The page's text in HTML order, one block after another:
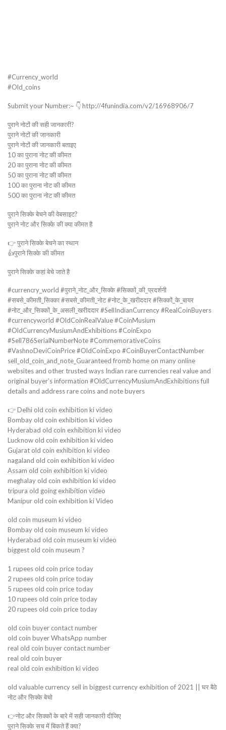
#Currency_world
#Old_coins
Submit your Number:~ 👇 http://4funindia.com/v2/16968906/7
पुराने नोटों की सही जानकारी?
पुराने नोटों की जानकारी
पुराने नोटों की जानकारी बताइए
10 का पुराना नोट की कीमत
20 का पुराना नोट की कीमत
50 का पुराना नोट की कीमत
100 का पुराना नोट की कीमत
500 का पुराना नोट की कीमत
पुराने सिक्के बेचने की वेबसाइट?
पुराने नोट और सिक्के की क्या कीमत है
👉 पुराने सिक्के बेचने का स्थान
👍पुराने सिक्के की कीमत
पुराने सिक्के कहां बेचे जाते है
#currencry_world #पुराने_नोट_और_सिक्के #सिक्कों_की_प्रदर्शनी
#सबसे_कीमती_सिक्का #सबसे_कीमती_नोट #नोट_के_खरीददार #सिक्कों_के_बायर
#नोट_और_सिक्कों_के_असली_खरीददार #SellIndianCurrency #RealCoinBuyers
#currencyworld #OldCoinRealValue #CoinMusium
#OldCurrencyMusiumAndExhibitions #CoinExpo
#Sell786SerialNumberNote #CommemorativeCoins
#VashnoDeviCoinPrice #OldCoinExpo #CoinBuyerContactNumber
sell_old_coin_and_note_Guaranteed fromb home on many online
websites and other trusted ways Indian rare currencies real value and
original buyer’s information #OldCurrencyMusiumAndExhibitions full
details and address rare coins and note buyers
👉 Delhi old coin exhibition ki video
Bombay old coin exhibition ki video
Hyderabad old coin exhibition ki video
Lucknow old coin exhibition ki video
Gujarat old coin exhibition ki video
nagaland old coin exhibition ki video
Assam old coin exhibition ki video
meghalay old coin exhibition ki video
tripura old going exhibition video
Manipur old coin exhibition ki Video
old coin museum ki video
Bombay old coin museum ki video
Hyderabad old coin museum ki video
biggest old coin museum ?
1 rupees old coin price today
2 rupees old coin price today
5 rupees old coin price today
10 rupees old coin price today
20 rupees old coin price today
old coin buyer contact number
old coin buyer WhatsApp number
real old coin buyer contact number
real old coin buyer
real old coin exhibition ki video
old valuable currency sell in biggest currency exhibition of 2021 || घर बैठे
नोट और सिक्के बेचो
👉नोट और सिक्कों के बारे में सही जानकारी दीजिए
पुराने सिक्के सच में बिकते हैं क्या?